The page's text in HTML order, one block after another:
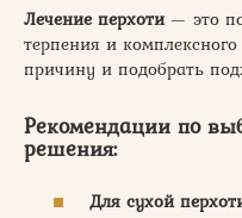
Лечение перхоти— это
терпения и
причину и подобрать
Рекомендации по
решения:
Для сухой